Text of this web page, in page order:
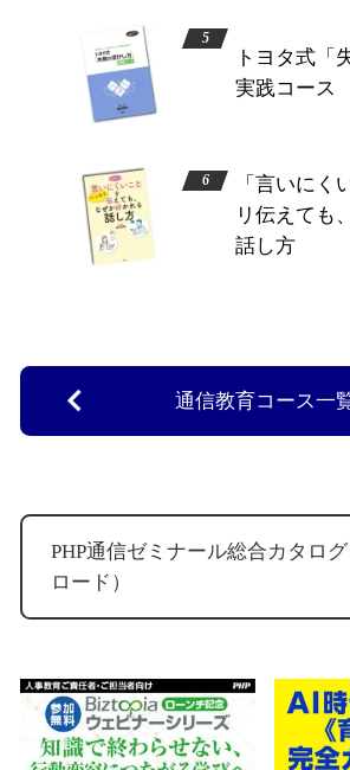
トヨタ式「
実践コース
「言いにく
リ伝えても
話し方
通信教育コース一
PHP通信ゼミナール総合カタロ
ロード）